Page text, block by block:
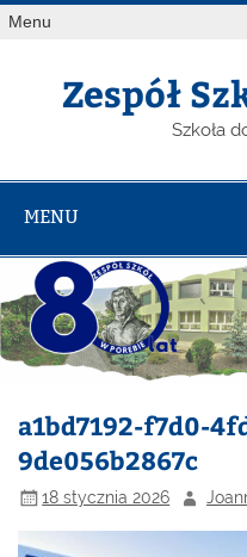
Menu
Zespół
Szkoła
MENU
a1bd7192-f7d0-
9de056b2867c
18 stycznia 2026